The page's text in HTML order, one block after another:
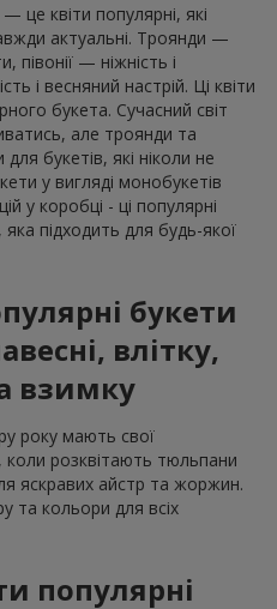
це квіти популярні, які
актуальні. Троянди —
півонії — ніжність і
і весняний настрій. Ці квіти
букета. Сучасний світ
але троянди та
букетів, які ніколи не
у вигляді монобукетів
у коробці - ці популярні
підходить для будь-якої
букети
влітку,
взимку
року мають свої
розквітають тюльпани
яскравих айстр та жоржин.
та кольори для всіх
популярні